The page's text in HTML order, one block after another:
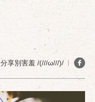
分享別害羞 /(///ω///)/